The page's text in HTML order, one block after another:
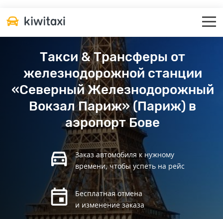
Такси & Трансферы от
железнодорожной станции
«Северный Железнодорожный
Вокзал Париж» (Париж) в
аэропорт Бове
Заказ автомобиля к нужному
времени, чтобы успеть на рейс
Бесплатная отмена
и изменение заказа